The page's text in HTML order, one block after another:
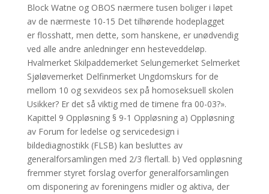
Block Watne og OBOS nærmere tusen boliger i løpet
av de nærmeste 10-15 Det tilhørende hodeplagget
er flosshatt, men dette, som hanskene, er unødvendig
ved alle andre anledninger enn hesteveddeløp.
Hvalmerket Skilpaddemerket Selungemerket Selmerket
Sjøløvemerket Delfinmerket Ungdomskurs for de
mellom 10 og sexvideos sex på homoseksuell skolen
Usikker? Er det så viktig med de timene fra 00-03?».
Kapittel 9 Oppløsning § 9-1 Oppløsning a) Oppløsning
av Forum for ledelse og servicedesign i
bildediagnostikk (FLSB) kan besluttes av
generalforsamlingen med 2/3 flertall. b) Ved oppløsning
fremmer styret forslag overfor generalforsamlingen
om disponering av foreningens midler og aktiva, der